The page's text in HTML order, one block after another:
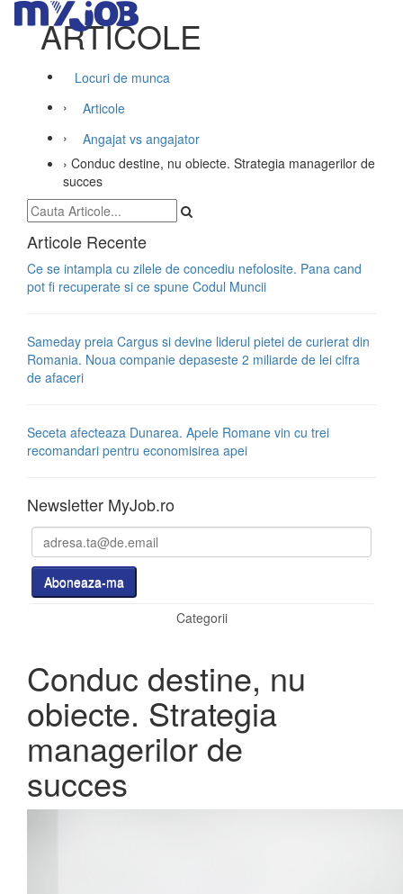
ARTICOLE
Locuri de munca
›
Articole
›
Angajat vs angajator
› Conduc destine, nu obiecte. Strategia managerilor de
succes
Articole Recente
Ce se intampla cu zilele de concediu nefolosite. Pana cand
pot fi recuperate si ce spune Codul Muncii
Sameday preia Cargus si devine liderul pietei de curierat din
Romania. Noua companie depaseste 2 miliarde de lei cifra
de afaceri
Seceta afecteaza Dunarea. Apele Romane vin cu trei
recomandari pentru economisirea apei
Newsletter MyJob.ro
Categorii
Conduc destine, nu
obiecte. Strategia
managerilor de
succes